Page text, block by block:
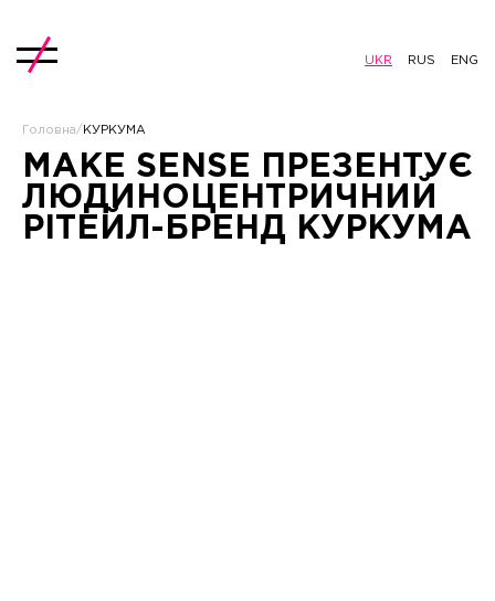
UKR RUS ENG
Головна/ КУРКУМА
MAKE SENSE ПРЕЗЕНТУЄ
ЛЮДИНОЦЕНТРИЧНИЙ
РІТЕЙЛ-БРЕНД КУРКУМА